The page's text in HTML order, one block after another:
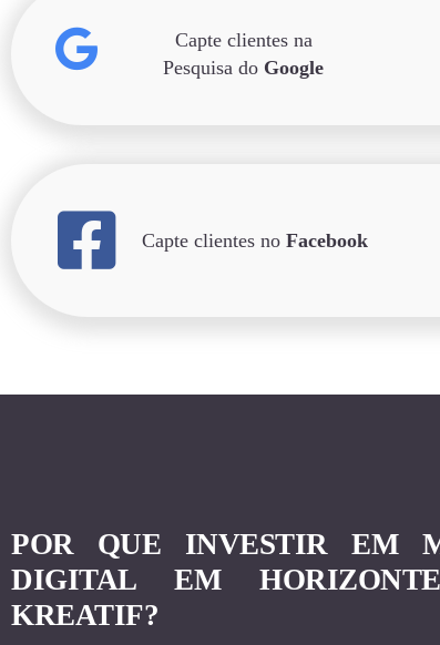
Capte clientes na
Pesquisa do Google
Capte clientes no Facebook
POR QUE INVESTIR EM
DIGITAL EM
KREATIF?